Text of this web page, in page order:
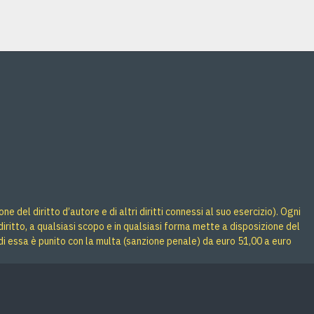
del diritto d’autore e di altri diritti connessi al suo esercizio). Ogni
a qualsiasi scopo e in qualsiasi forma mette a disposizione del
è punito con la multa (sanzione penale) da euro 51,00 a euro